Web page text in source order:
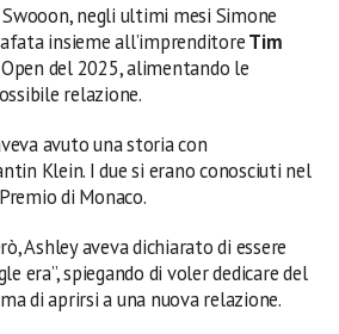
negli ultimi mesi Simone
insieme all’imprenditoreTim
del 2025, alimentando le
relazione.
avuto una storia con
Klein. I due si erano conosciuti nel
di Monaco.
Ashley aveva dichiarato di essere
era”, spiegando di voler dedicare del
di aprirsi a una nuova relazione.